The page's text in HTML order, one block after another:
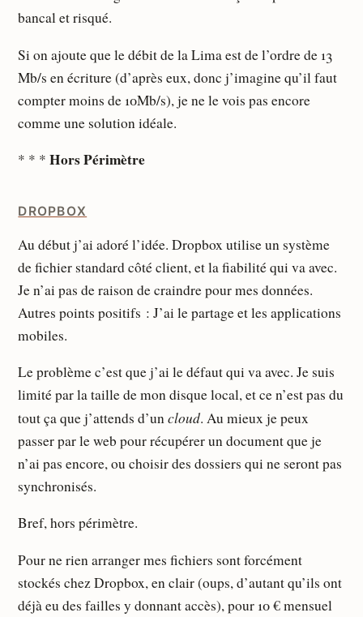
bancal et risqué.
Si on ajoute que le débit de la Lima est de l’ordre de 13
Mb/s en écriture (d’après eux, donc j’imagine qu’il faut
compter moins de 10Mb/s), je ne le vois pas encore
comme une solution idéale.
* * *Hors Périmètre
DROPBOX
Au début j’ai adoré l’idée. Dropbox utilise un système
de fichier standard côté client, et la fiabilité qui va avec.
Je n’ai pas de raison de craindre pour mes données.
Autres points positifs : J’ai le partage et les applications
mobiles.
Le problème c’est que j’ai le défaut qui va avec. Je suis
limité par la taille de mon disque local, et ce n’est pas du
tout ça que j’attends d’uncloud. Au mieux je peux
passer par le web pour récupérer un document que je
n’ai pas encore, ou choisir des dossiers qui ne seront pas
synchronisés.
Bref, hors périmètre.
Pour ne rien arranger mes fichiers sont forcément
stockés chez Dropbox, en clair (oups, d’autant qu’ils ont
déjà eu des failles y donnant accès), pour 10 € mensuel